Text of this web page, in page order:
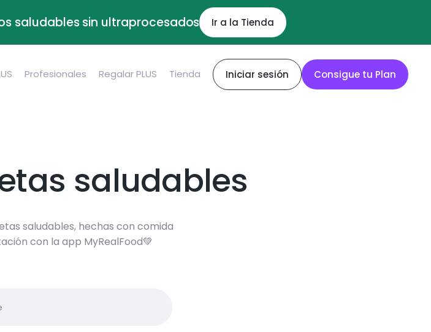
saludables sin ultraprocesados Ir a la Tienda
Profesionales Regalar PLUS Tienda Iniciar sesión Consigue tu Plan
saludables
saludables, hechas con comida
con la app MyRealFood💚